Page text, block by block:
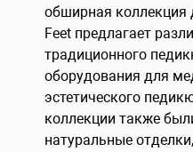
обширная коллекция
Feet предлагает
традиционного
оборудования для
эстетического
коллекции также
натуральные